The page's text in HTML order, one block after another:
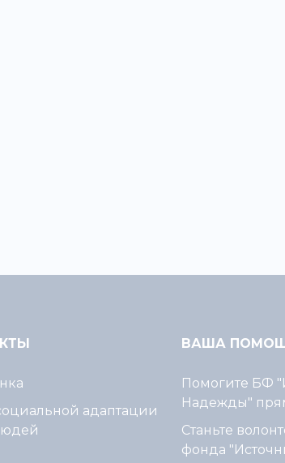
адаптации
ВАША
Помогите БФ
Надежды"
Станьте
фонда